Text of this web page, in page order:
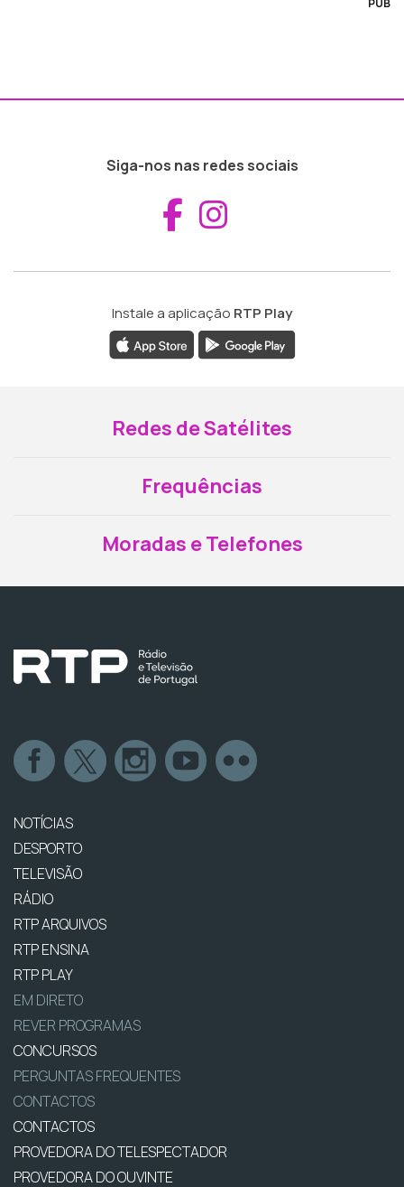
PUB
Siga-nos nas redes sociais
Aceder ao
Instale a aplicação RTP Play
Redes de Satélites
Frequências
Moradas e Telefones
NOTÍCIAS
DESPORTO
TELEVISÃO
RÁDIO
RTP ARQUIVOS
RTP ENSINA
RTP PLAY
EM DIRETO
REVER PROGRAMAS
CONCURSOS
PERGUNTAS FREQUENTES
CONTACTOS
CONTACTOS
PROVEDORA DO TELESPECTADOR
PROVEDORA DO OUVINTE